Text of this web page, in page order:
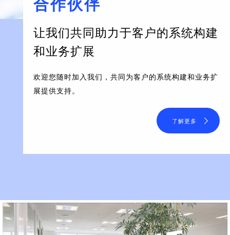
合作伙伴
让我们共同助力于客户的系统构建
和业务扩展
欢迎您随时加入我们，共同为客户的系统构建和业务扩
展提供支持。
了解更多